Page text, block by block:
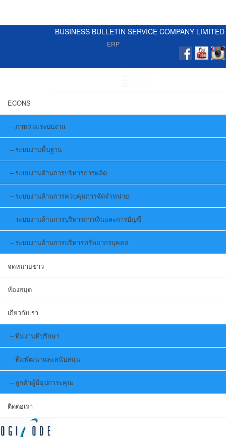
BUSINESS BULLETIN SERVICE COMPANY LIMITED
ERP
ECONS
ภาพรวมระบบงาน
ระบบงานพื้นฐาน
ระบบงานด้านการบริหารการผลิต
ระบบงานด้านการควบคุมการจัดจำหน่าย
ระบบงานด้านการบริหารการเงินและการบัญชี
ระบบงานด้านการบริหารทรัพยากรบุคคล
จดหมายข่าว
ห้องสมุด
เกี่ยวกับเรา
ทีมงานที่ปรึกษา
ทีมพัฒนาและสนับสนุน
ลูกค้าผู้มีอุปการะคุณ
ติดต่อเรา